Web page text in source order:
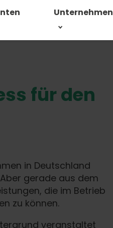
Unternehmen
für den
in Deutschland
gerade aus dem
die im Betrieb
zu können.
veranstaltet